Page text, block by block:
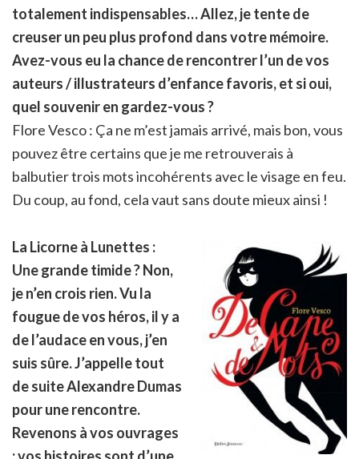
totalement indispensables… Allez, je tente de
creuser un peu plus profond dans votre mémoire.
Avez-vous eu la chance de rencontrer l’un de vos
auteurs / illustrateurs d’enfance favoris, et si oui,
quel souvenir en gardez-vous ?
Flore Vesco : Ça ne m’est jamais arrivé, mais bon, vous
pouvez être certains que je me retrouverais à
balbutier trois mots incohérents avec le visage en feu.
Du coup, au fond, cela vaut sans doute mieux ainsi !
La Licorne à Lunettes :
Une grande timide ? Non,
je n’en crois rien. Vu la
fougue de vos héros, il y a
de l’audace en vous, j’en
suis sûre. J’appelle tout
de suite Alexandre Dumas
pour une rencontre.
Revenons à vos ouvrages